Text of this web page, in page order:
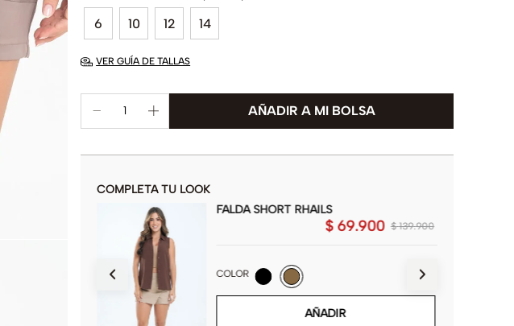
6 10 12 14
VER GUÍA DE TALLAS
COMPLETA TU LOOK
FALDA SHORT RHAILS
$ 139.900
$ 69.900
COLOR
AÑADIR